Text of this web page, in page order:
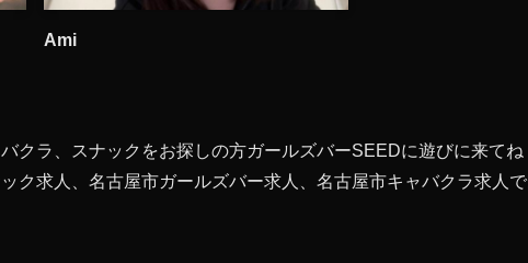
Ami
クラ、スナックをお探しの方ガールズバーSEEDに遊びに来てね
ク求人、名古屋市ガールズバー求人、名古屋市キャバクラ求人